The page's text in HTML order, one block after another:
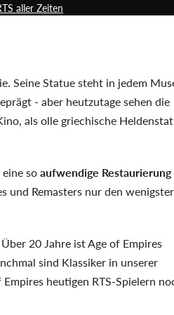
aller Zeiten
Seine Statue steht in jedem
- aber heutzutage sehen die
als olle griechische
soaufwendige Restaurierung
und Remasters nur den
20 Jahre ist Age of Empires
sind Klassiker in unserer
heutigen RTS-Spielern